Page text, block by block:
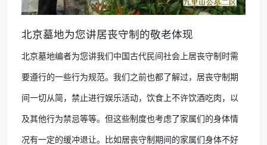
北京墓地为您讲居丧守制的敬老体现
北京墓地编者为您讲我们中国古代民间社会上居丧守制时需
要遵行的一些行为规范。我们之前也都了解过，居丧守制期
间一切从简，禁止进行娱乐活动，饮食上不许饮酒吃肉，以
及其他行为禁忌等等。但这些制度也考虑了家属们的身体情
况有一定的缓冲退让。比如居丧守制期间的家属们身体不好